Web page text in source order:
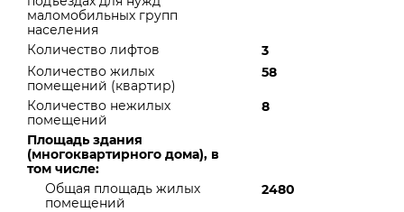
маломобильных групп
населения
Количество лифтов
3
Количество жилых
помещений (квартир)
58
Количество нежилых
помещений
8
Площадь здания
(многоквартирного дома), в
том числе:
Общая площадь жилых
помещений
2480